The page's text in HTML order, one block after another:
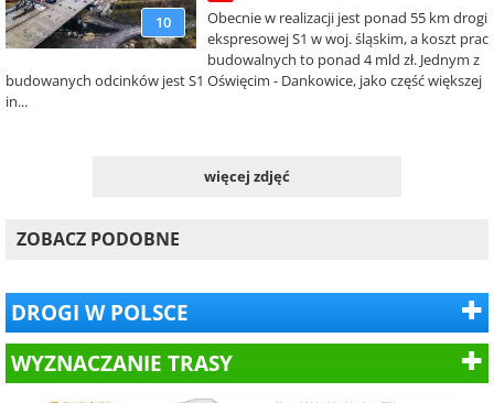
10
Obecnie w realizacji jest ponad 55 km drogi
ekspresowej S1 w woj. śląskim, a koszt prac
budowalnych to ponad 4 mld zł. Jednym z
budowanych odcinków jest S1 Oświęcim - Dankowice, jako część większej
in...
więcej zdjęć
ZOBACZ PODOBNE
DROGI W POLSCE
WYZNACZANIE TRASY